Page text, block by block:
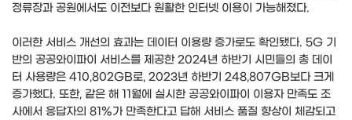
정류장과 공원에서도 이전보다 원활한 인터넷 이용이 가능해졌다.
이러한 서비스 개선의 효과는 데이터 이용량 증가로도 확인됐다. 5G 기
반의 공공와이파이 서비스를 제공한 2024년 하반기 시민들의 총 데이
터 사용량은 410,802GB로, 2023년 하반기 248,807GB보다 크게
증가했다. 또한, 같은 해 11월에 실시한 공공와이파이 이용자 만족도 조
사에서 응답자의 81%가 만족한다고 답해 서비스 품질 향상이 체감되고